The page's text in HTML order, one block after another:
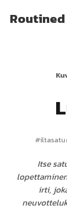
Routined
#iltasatu
Itse
irti,